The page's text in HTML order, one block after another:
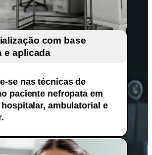
com base
e aplicada
se nas técnicas de
paciente nefropata em
ambulatorial e